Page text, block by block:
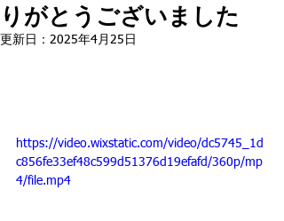
りがとうございました
更新日： 2025年4月25日
https://video.wixstatic.com/video/dc5745_1d
c856fe33ef48c599d51376d19efafd/360p/mp
4/file.mp4